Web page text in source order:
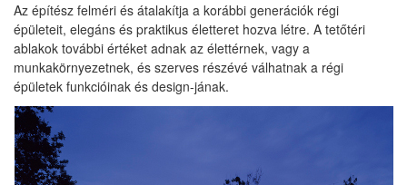
Az építész felméri és átalakítja a korábbi generációk régi
épületeit, elegáns és praktikus életteret hozva létre. A tetőtéri
ablakok további értéket adnak az élettérnek, vagy a
munkakörnyezetnek, és szerves részévé válhatnak a régi
épületek funkcióinak és design-jának.